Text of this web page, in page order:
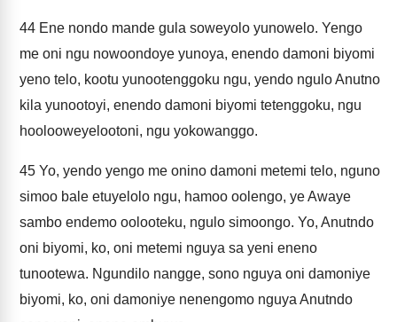
44 Ene nondo mande gula soweyolo yunowelo. Yengo
me oni ngu nowoondoye yunoya, enendo damoni biyomi
yeno telo, kootu yunootenggoku ngu, yendo ngulo Anutno
kila yunootoyi, enendo damoni biyomi tetenggoku, ngu
hoolooweyelootoni, ngu yokowanggo.
45 Yo, yendo yengo me onino damoni metemi telo, nguno
simoo bale etuyelolo ngu, hamoo oolengo, ye Awaye
sambo endemo oolooteku, ngulo simoongo. Yo, Anutndo
oni biyomi, ko, oni metemi nguya sa yeni eneno
tunootewa. Ngundilo nangge, sono nguya oni damoniye
biyomi, ko, oni damoniye nenengomo nguya Anutndo